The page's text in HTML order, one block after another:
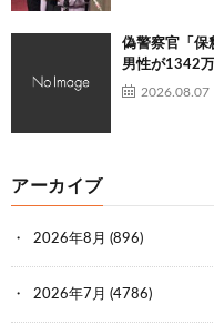
偽警察官「保
男性が1342
2026.08.07
アーカイブ
2026年8月 (896)
2026年7月 (4786)